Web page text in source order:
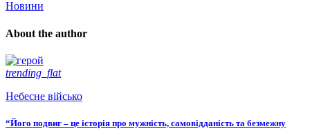
Новини
About the author
trending_flat
Небесне військо
“Його подвиг – це історія про мужність, самовідданість та безмежну